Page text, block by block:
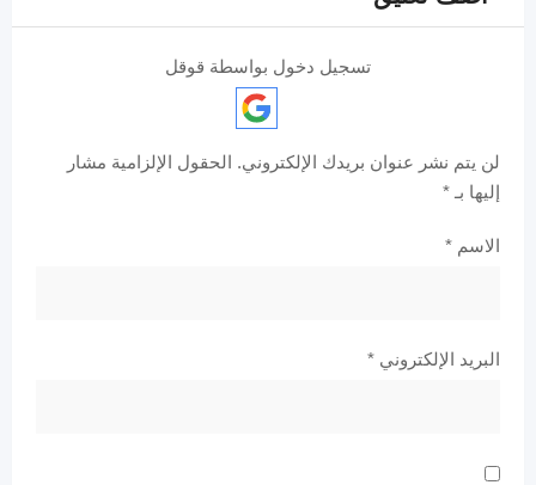
تسجيل دخول بواسطة قوقل
لن يتم نشر عنوان بريدك الإلكتروني. الحقول الإلزامية مشار
إليها بـ *
الاسم *
البريد الإلكتروني *